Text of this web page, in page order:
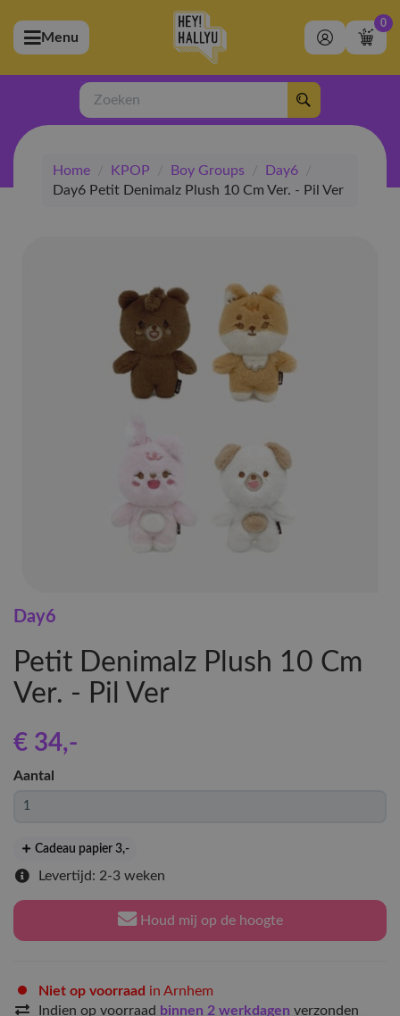
(Artiesten)
(Merchandise)
(Exclusive)
(Winkel)
Menu
0
Zoeken
Home / KPOP / Boy Groups / Day6
/
Day6 Petit Denimalz Plush 10 Cm Ver. - Pil Ver
Day6
Petit Denimalz Plush 10 Cm
Ver. - Pil Ver
€ 34,-
Aantal
Cadeau papier 3,-
Levertijd: 2-3 weken
Houd mij op de hoogte
Niet op voorraad in Arnhem
Indien op voorraad binnen 2 werkdagen verzonden